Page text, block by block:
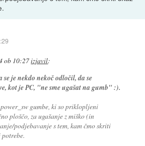
ob 10:27izjavil:
je nekdo nekoč odločil, da se
kot je PC, "ne sme ugašat na gumb" :).
gumbe, ki so priklopljeni
ploščo, za ugašanje z miško (in
podjebavanje s tem, kam čmo skriti